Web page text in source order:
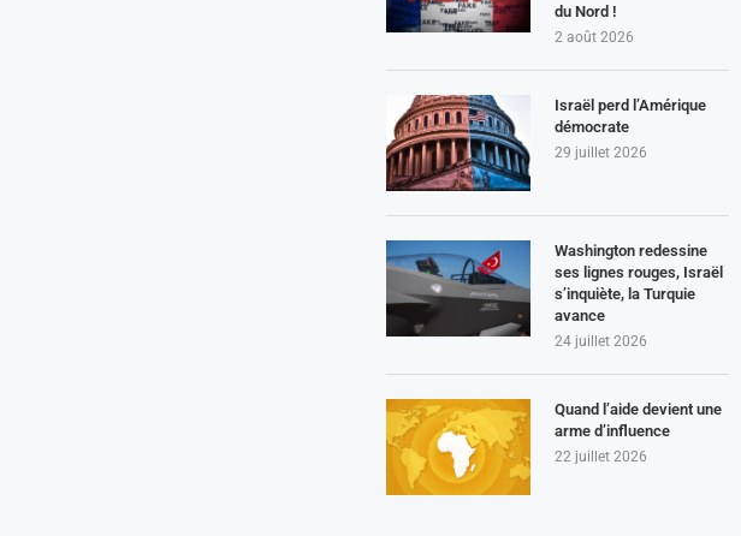
du Nord !
2 août 2026
Israël perd l’Amérique
démocrate
29 juillet 2026
Washington redessine
ses lignes rouges, Israël
s’inquiète, la Turquie
avance
24 juillet 2026
Quand l’aide devient une
arme d’influence
22 juillet 2026